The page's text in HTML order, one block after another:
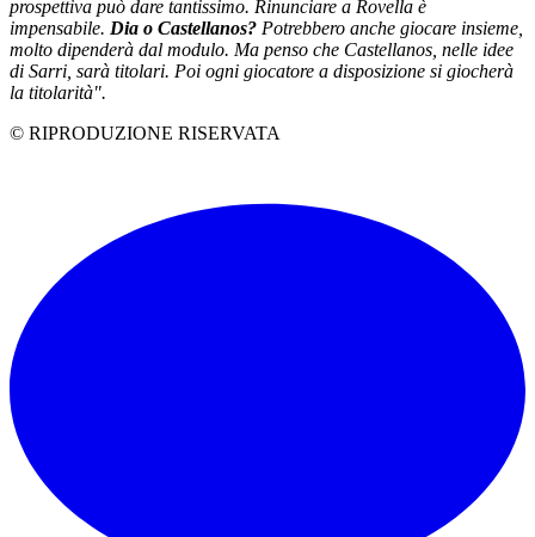
prospettiva può dare tantissimo. Rinunciare a Rovella è
impensabile. Dia o Castellanos? Potrebbero anche giocare insieme,
molto dipenderà dal modulo. Ma penso che Castellanos, nelle idee
di Sarri, sarà titolari. Poi ogni giocatore a disposizione si giocherà
la titolarità".
© RIPRODUZIONE RISERVATA